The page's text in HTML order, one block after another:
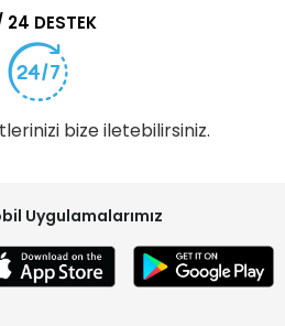
24 DESTEK
bize iletebilirsiniz.
Uygulamalarımız